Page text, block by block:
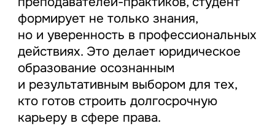
формирует не только знания,
но и уверенность в профессиональных
действиях. Это делает юридическое
образование осознанным
и результативным выбором для тех,
кто готов строить долгосрочную
карьеру в сфере права.